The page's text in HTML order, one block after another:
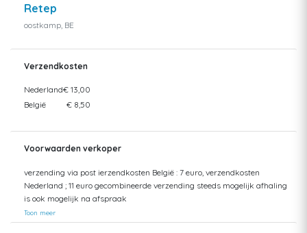
Retep
oostkamp, BE
Verzendkosten
Nederland€ 13,00
België
€ 8,50
Voorwaarden verkoper
verzending via post ierzendkosten België : 7 euro, verzendkosten
Nederland ; 11 euro gecombineerde verzending steeds mogelijk afhaling
is ook mogelijk na afspraak
Toon meer